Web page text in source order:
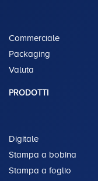
Commerciale
Packaging
Valuta
PRODOTTI
Digitale
Stampa a bobina
Stampa a foglio